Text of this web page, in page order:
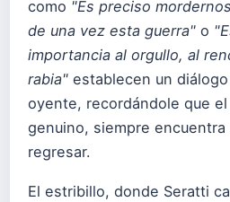
como "Es preciso
de una vez esta guerra" o
importancia al orgullo, al
rabia" establecen un
oyente, recordándole que
genuino, siempre encuentra
regresar.
El estribillo, donde Seratti